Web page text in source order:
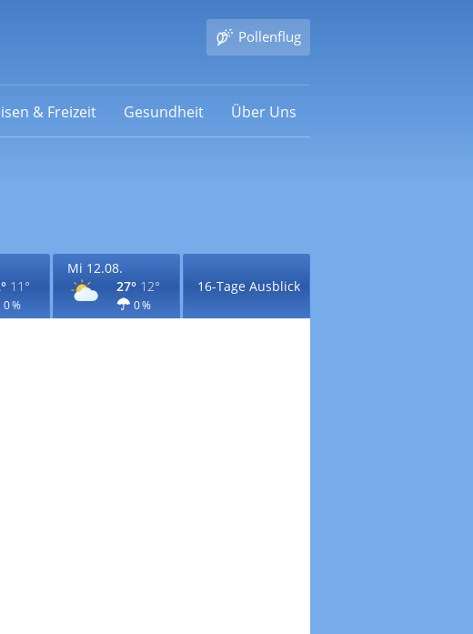
Pollenflug
& Freizeit Gesundheit Über Uns
11°
0 %
Mi 12.08.
27° 12°
0 %
16-Tage Ausblick